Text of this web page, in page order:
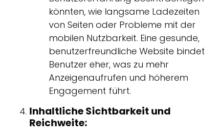
könnten, wie langsame Ladezeiten
von Seiten oder Probleme mit der
mobilen Nutzbarkeit. Eine gesunde,
benutzerfreundliche Website bindet
Benutzer eher, was zu mehr
Anzeigenaufrufen und höherem
Engagement führt.
Inhaltliche Sichtbarkeit und
Reichweite: